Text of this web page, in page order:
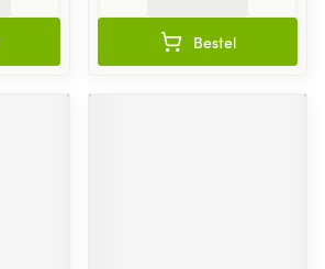
Bestel